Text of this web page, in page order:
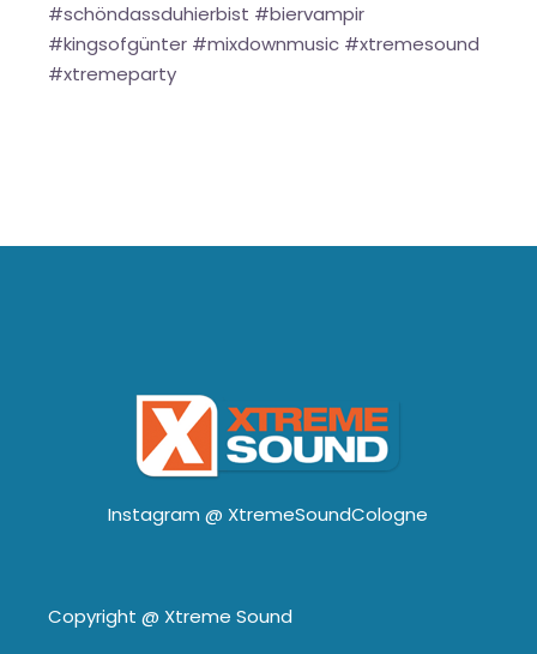
#schöndassduhierbist #biervampir
#kingsofgünter #mixdownmusic #xtremesound
#xtremeparty
Instagram @ XtremeSoundCologne
Copyright @ Xtreme Sound